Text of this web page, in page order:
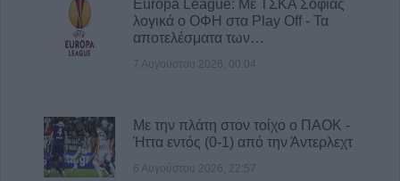
Αυγούστου
8 Αυγούστου 2026, 09:12
Ο Δήμος Σοφάδων παρουσιάζει τον Λεωνίδα
8 Αυγούστου 2026, 09:09
Το εβδομαδιαίο πρόγραμμα (10-16/8) της
Κινητής Αστυνομικής Μονάδας στην Π.Ε.
Europa League: Με ΤΣΚΑ Σόφιας
λογικά ο ΟΦΗ στα Play Off - Τα
αποτελέσματα των…
7 Αυγούστου 2026, 00:04
Με την πλάτη στον τοίχο ο ΠΑΟΚ -
Ήττα εντός (0-1) από την Άντερλεχτ
6 Αυγούστου 2026, 22:57